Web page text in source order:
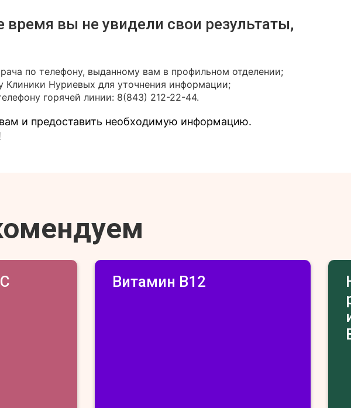
время вы не увидели свои результаты,
по телефону, выданному вам в профильном отделении;
Клиники Нуриевых для уточнения информации;
горячей линии: 8(843) 212-22-44.
и предоставить необходимую информацию.
Витамин В12